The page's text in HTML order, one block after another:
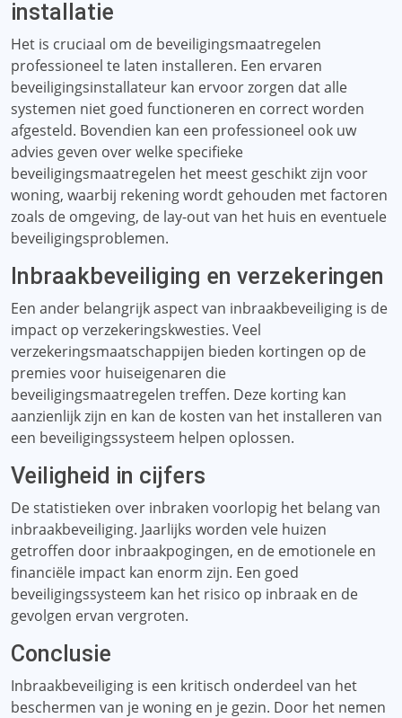
installatie
Het is cruciaal om de beveiligingsmaatregelen
professioneel te laten installeren. Een ervaren
beveiligingsinstallateur kan ervoor zorgen dat alle
systemen niet goed functioneren en correct worden
afgesteld. Bovendien kan een professioneel ook uw
advies geven over welke specifieke
beveiligingsmaatregelen het meest geschikt zijn voor
woning, waarbij rekening wordt gehouden met factoren
zoals de omgeving, de lay-out van het huis en eventuele
beveiligingsproblemen.
Inbraakbeveiliging en verzekeringen
Een ander belangrijk aspect van inbraakbeveiliging is de
impact op verzekeringskwesties. Veel
verzekeringsmaatschappijen bieden kortingen op de
premies voor huiseigenaren die
beveiligingsmaatregelen treffen. Deze korting kan
aanzienlijk zijn en kan de kosten van het installeren van
een beveiligingssysteem helpen oplossen.
Veiligheid in cijfers
De statistieken over inbraken voorlopig het belang van
inbraakbeveiliging. Jaarlijks worden vele huizen
getroffen door inbraakpogingen, en de emotionele en
financiële impact kan enorm zijn. Een goed
beveiligingssysteem kan het risico op inbraak en de
gevolgen ervan vergroten.
Conclusie
Inbraakbeveiliging is een kritisch onderdeel van het
beschermen van je woning en je gezin. Door het nemen